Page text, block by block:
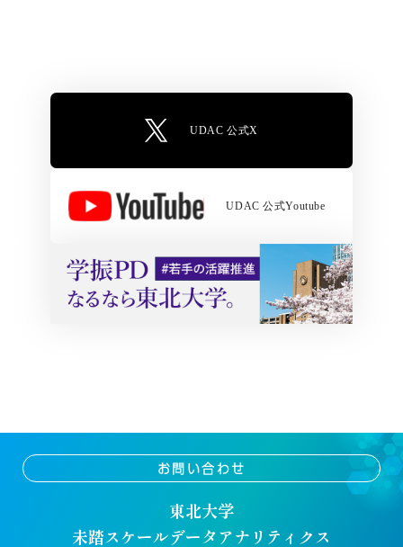
お問い合わせ
東北大学
未踏スケールデータアナリティクス